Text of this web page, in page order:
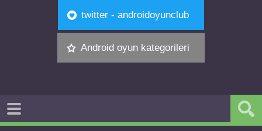
twitter - androidoyunclub
Android oyun kategorileri